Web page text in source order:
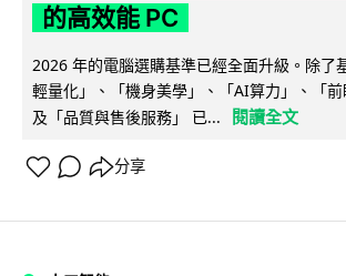
的高效能 PC
2026 年的電腦選購基準已經全面升級。除了
輕量化」、「機身美學」、「AI算力」、「
及「品質與售後服務」 已...
閱讀全文
分享